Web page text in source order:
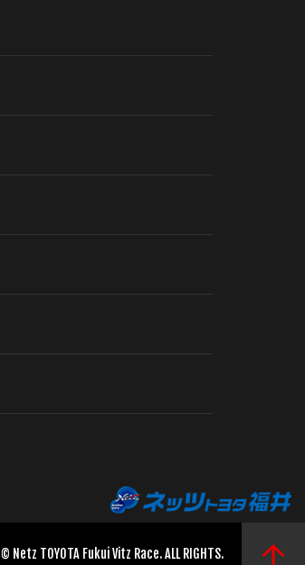
© Netz TOYOTA Fukui Vitz Race. ALL RIGHTS.